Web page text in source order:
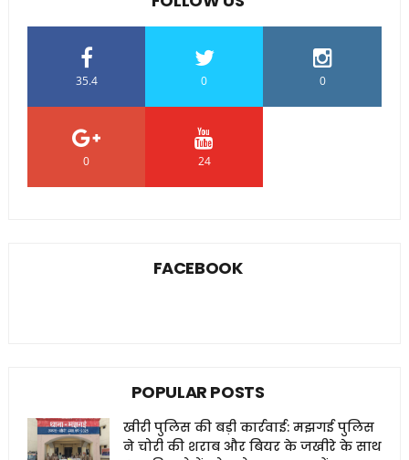
35.4 0 0
0 24
FACEBOOK
POPULAR POSTS
खीरी पुलिस की बड़ी कार्रवाई: मझगई पुलिस
ने चोरी की शराब और बियर के जखीरे के साथ